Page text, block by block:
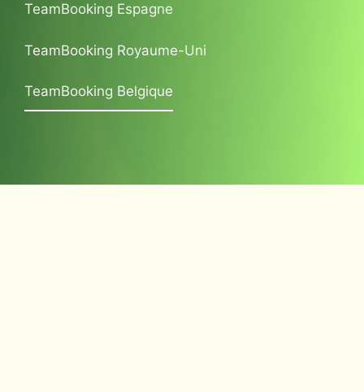
TeamBooking Espagne
TeamBooking Royaume-Uni
TeamBooking Belgique